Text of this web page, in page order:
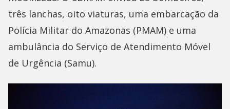
três lanchas, oito viaturas, uma embarcação da
Polícia Militar do Amazonas (PMAM) e uma
ambulância do Serviço de Atendimento Móvel
de Urgência (Samu).